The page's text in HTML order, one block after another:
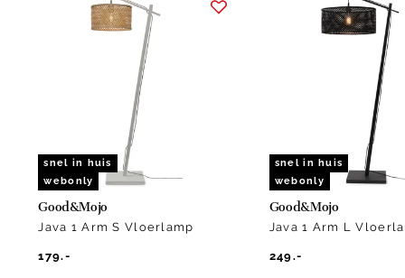
snel in huis
webonly
Good&Mojo
Java 1 Arm S Vloerlamp
179.-
snel in huis
webonly
Good&Mojo
Java 1 Arm L
249.-